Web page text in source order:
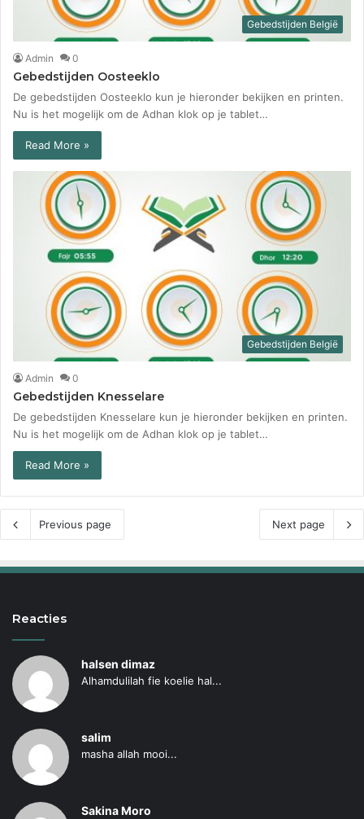
Gebedstijden België
Admin 0
Gebedstijden Oosteeklo
De gebedstijden Oosteeklo kun je hieronder bekijken en printen.
Nu is het mogelijk om de Adhan klok op je tablet…
Read More »
Gebedstijden België
Admin 0
Gebedstijden Knesselare
De gebedstijden Knesselare kun je hieronder bekijken en printen.
Nu is het mogelijk om de Adhan klok op je tablet…
Read More »
Previous page Next page
Reacties
halsen dimaz
Alhamdulilah fie koelie hal...
salim
masha allah mooi...
Sakina Moro